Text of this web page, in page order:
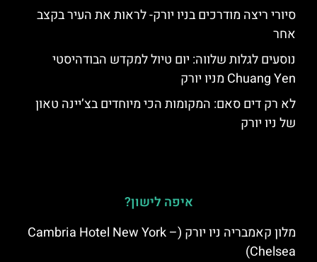
סיורי ריצה מודרכים בניו יורק- לראות את העיר בקצב
אחר
נוסעים לגלות שלווה: יום טיול למקדש הבודהיסטי
Chuang Yen מניו יורק
לא רק דים סאם: המקומות הכי מיוחדים בצ’יינה טאון
של ניו יורק
איפה לישון?
מלון קאמבריה ניו יורק (Cambria Hotel New York –
Chelsea)